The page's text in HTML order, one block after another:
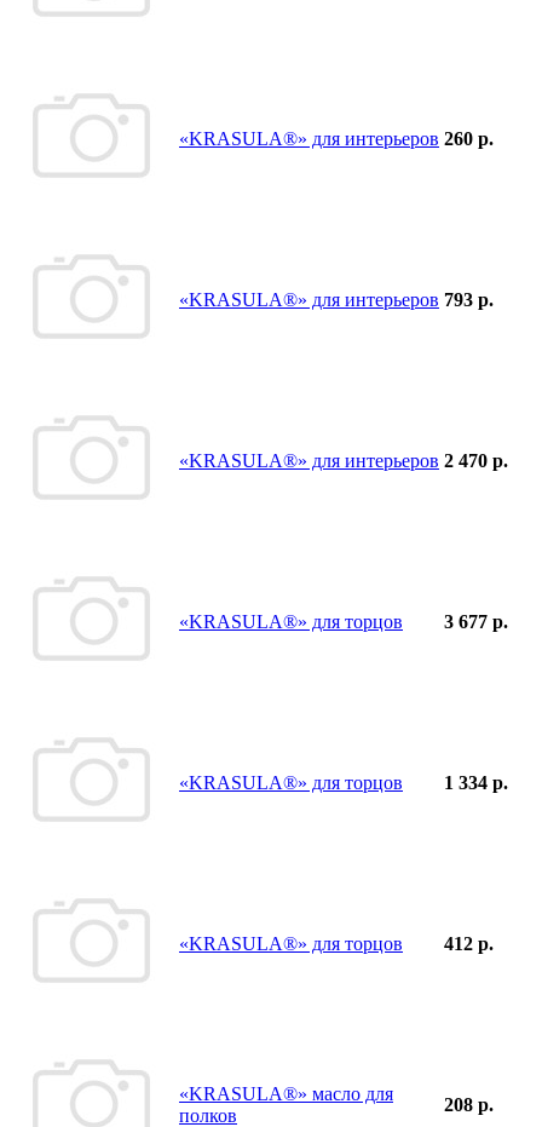
«KRASULA®» для интерьеров 260 р.
«KRASULA®» для интерьеров 793 р.
«KRASULA®» для интерьеров 2 470 р.
«KRASULA®» для торцов 3 677 р.
«KRASULA®» для торцов 1 334 р.
«KRASULA®» для торцов 412 р.
«KRASULA®» масло для
полков
208 р.